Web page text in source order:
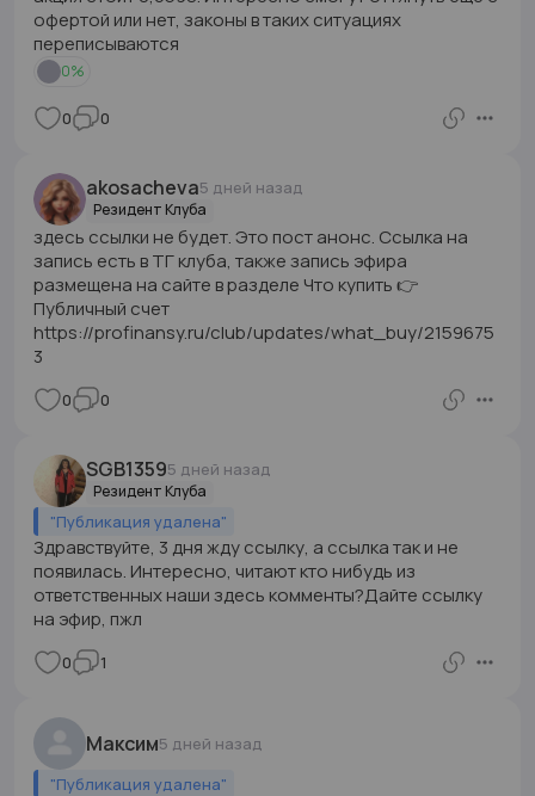
офертой или нет, законы в таких ситуациях
переписываются
0%
0 0
akosacheva5 дней назад
Резидент Клуба
здесь ссылки не будет. Это пост анонс. Ссылка на
запись есть в ТГ клуба, также запись эфира
размещена на сайте в разделе Что купить 👉
Публичный счет
https://profinansy.ru/club/updates/what_buy/2159675
3
0 0
SGB13595 дней назад
Резидент Клуба
"Публикация удалена"
Здравствуйте, 3 дня жду ссылку, а ссылка так и не
появилась. Интересно, читают кто нибудь из
ответственных наши здесь комменты?Дайте ссылку
на эфир, пжл
0 1
Максим5 дней назад
"Публикация удалена"